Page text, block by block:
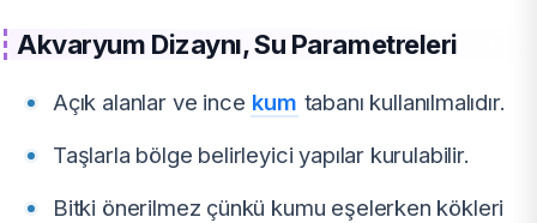
Akvaryum Dizaynı, Su Parametreleri
Açık alanlar ve ince kum tabanı kullanılmalıdır.
Taşlarla bölge belirleyici yapılar kurulabilir.
Bitki önerilmez çünkü kumu eşelerken kökleri